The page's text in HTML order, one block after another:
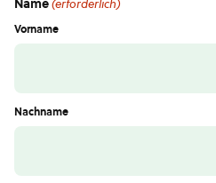
Name(erforderlich)
Vorname
Nachname